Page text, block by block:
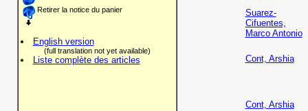
Retirer la notice du panier
English version
(full translation not yet available)
Liste complète des articles
Suarez-
Cifuentes,
Marco Antonio
Cont, Arshia
Cont, Arshia